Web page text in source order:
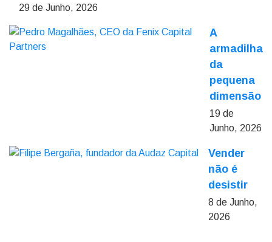
29 de Junho, 2026
A
armadilha
da
pequena
dimensão
19 de
Junho, 2026
Vender
não é
desistir
8 de Junho,
2026